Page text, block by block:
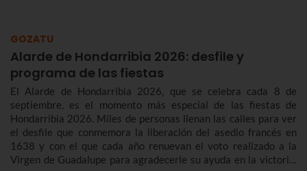
GOZATU
Alarde de Hondarribia 2026: desfile y
programa de las fiestas
El Alarde de Hondarribia 2026, que se celebra cada 8 de
septiembre, es el momento más especial de las fiestas de
Hondarribia 2026. Miles de personas llenan las calles para ver
el desfile que conmemora la liberación del asedio francés en
1638 y con el que cada año renuevan el voto realizado a la
Virgen de Guadalupe para agradecerle su ayuda en la victoria.